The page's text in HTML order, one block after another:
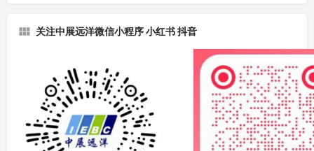
关注中展远洋微信小程序 小红书 抖音